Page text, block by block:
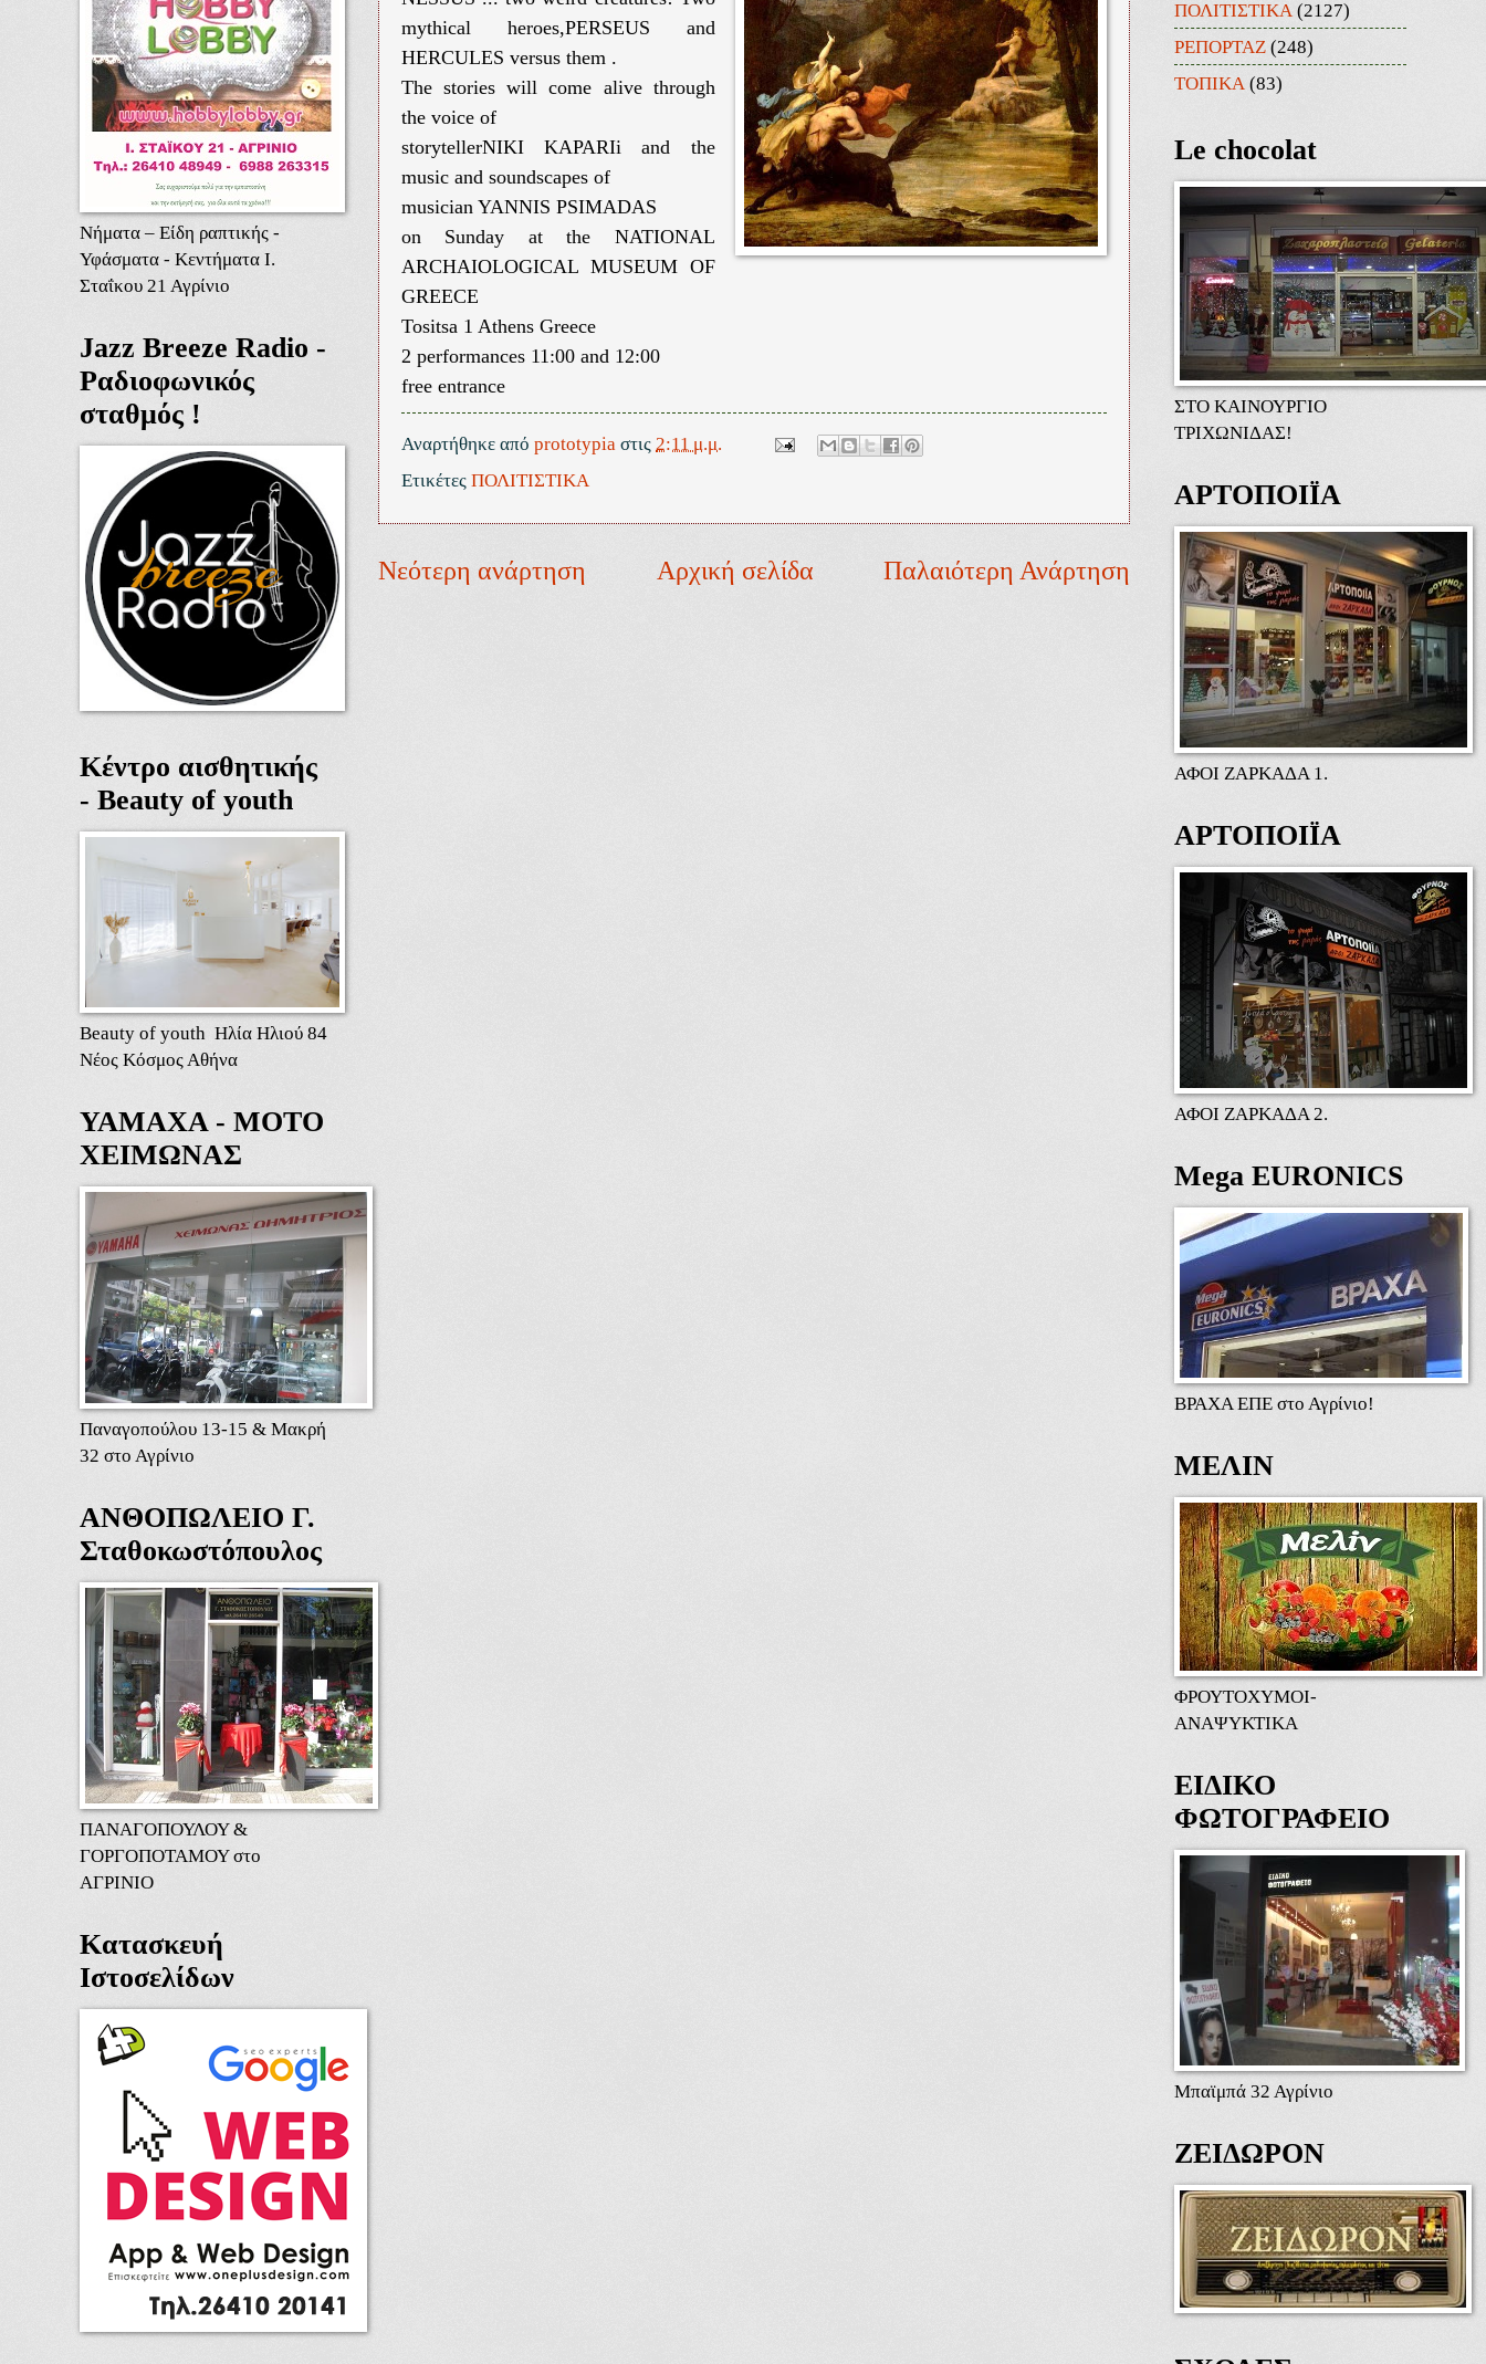
mythical heroes,PERSEUS and
HERCULES versus them .
The stories will come alive through
the voice of
storytellerNIKI KAPARIi and the
music and soundscapes of
musician YANNIS PSIMADAS
on Sunday at the NATIONAL
ARCHAIOLOGICAL MUSEUM OF
GREECE
Tositsa 1 Athens Greece
2 performances 11:00 and 12:00
free entrance
Αναρτήθηκε από prototypia στις 2:11 μ.μ.
Ετικέτες ΠΟΛΙΤΙΣΤΙΚΑ
Νεότερη ανάρτηση Παλαιότερη Ανάρτηση
Αρχική σελίδα
Νήματα – Είδη ραπτικής -
Υφάσματα - Κεντήματα Ι.
Σταΐκου 21 Αγρίνιο
Jazz Breeze Radio -
Ραδιοφωνικός
σταθμός !
Κέντρο αισθητικής
- Beauty of youth
Beauty of youth Ηλία Ηλιού 84
Νέος Κόσμος Αθήνα
ΥΑΜΑΧΑ - ΜΟΤΟ
ΧΕΙΜΩΝΑΣ
Παναγοπούλου 13-15 & Μακρή
32 στο Αγρίνιο
ΑΝΘΟΠΩΛΕΙΟ Γ.
Σταθοκωστόπουλος
ΠΑΝΑΓΟΠΟΥΛΟΥ &
ΓΟΡΓΟΠΟΤΑΜΟΥ στο
ΑΓΡΙΝΙΟ
Κατασκευή
Ιστοσελίδων
ΠΟΛΙΤΙΣΤΙΚΑ (2127)
ΡΕΠΟΡΤΑΖ (248)
ΤΟΠΙΚΑ (83)
Le chocolat
ΣΤΟ ΚΑΙΝΟΥΡΓΙΟ
ΤΡΙΧΩΝΙΔΑΣ!
ΑΡΤΟΠΟΙΪΑ
ΑΦΟΙ ΖΑΡΚΑΔΑ 1.
ΑΡΤΟΠΟΙΪΑ
ΑΦΟΙ ΖΑΡΚΑΔΑ 2.
Mega EURONICS
ΒΡΑΧΑ ΕΠΕ στο Αγρίνιο!
ΜΕΛΙΝ
ΦΡΟΥΤΟΧΥΜΟΙ-
ΑΝΑΨΥΚΤΙΚΑ
ΕΙΔΙΚΟ
ΦΩΤΟΓΡΑΦΕΙΟ
Μπαϊμπά 32 Αγρίνιο
ΖΕΙΔΩΡΟΝ